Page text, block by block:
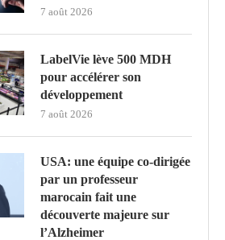
7 août 2026
LabelVie lève 500 MDH
pour accélérer son
développement
7 août 2026
USA: une équipe co-dirigée
par un professeur
marocain fait une
découverte majeure sur
l’Alzheimer